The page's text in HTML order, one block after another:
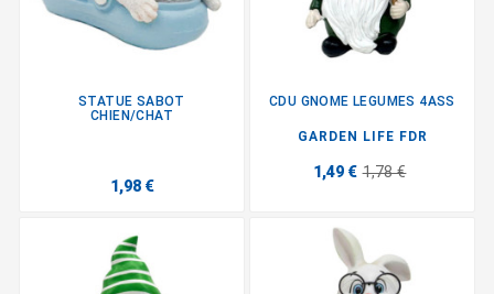
STATUE SABOT
CHIEN/CHAT
1,98 €
CDU GNOME LEGUMES 4ASS
GARDEN LIFE FDR
1,49 € 1,78 €